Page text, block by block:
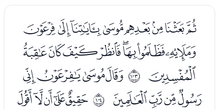
ﯟﯠﯡﯢﯣﯤﯥﯦ
ﯧﯨﯩﯪﯫﯬﯭﯮ
ﯯ ﱦ ﯱﯲﯳﯴ
ﯵﯶﯷﯸ ﱧ ﭑﭒﭓﭔﭕ